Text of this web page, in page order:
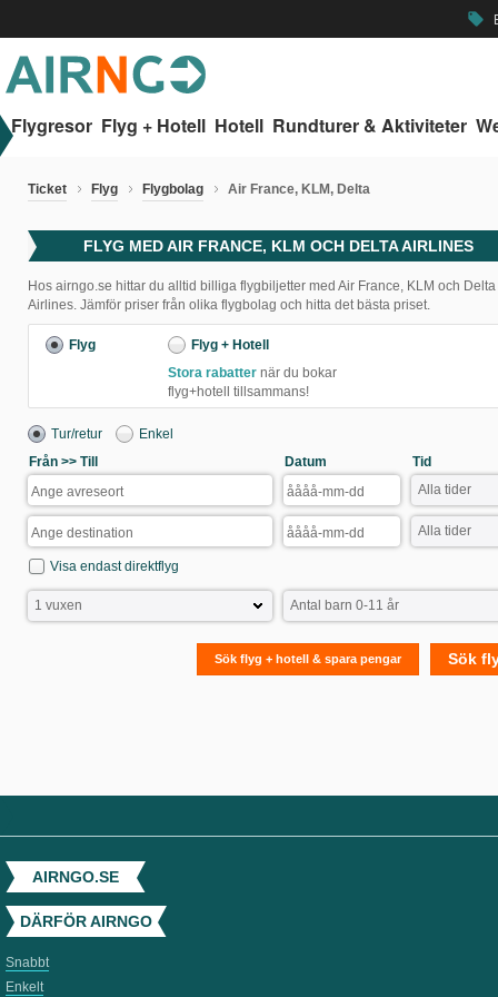
local_offer
Flygresor Flyg + Hotell Hotell Rundturer & Aktiviteter
Ticket Flyg Flygbolag Air France, KLM, Delta
FLYG MED AIR FRANCE, KLM OCH DELTA AIRLINES
Hos airngo.se hittar du alltid billiga flygbiljetter med Air France, KLM och Delta
Airlines. Jämför priser från olika flygbolag och hitta det bästa priset.
Flyg
Flyg + Hotell
Stora rabatter när du bokar
flyg+hotell tillsammans!
Tur/retur
Enkel
Från >> Till
Datum Tid
Visa endast direktflyg
Sök
Sök flyg + hotell & spara pengar
AIRNGO.SE
DÄRFÖR AIRNGO
Snabbt
Enkelt